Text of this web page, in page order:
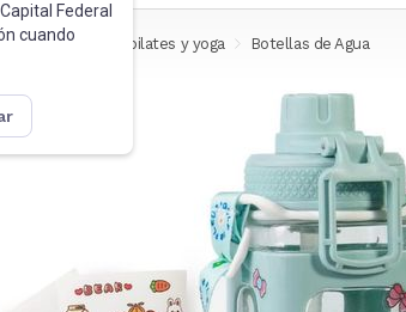
Capital Federal
cuandoFuncional, pilates y yoga Botellas de Agua